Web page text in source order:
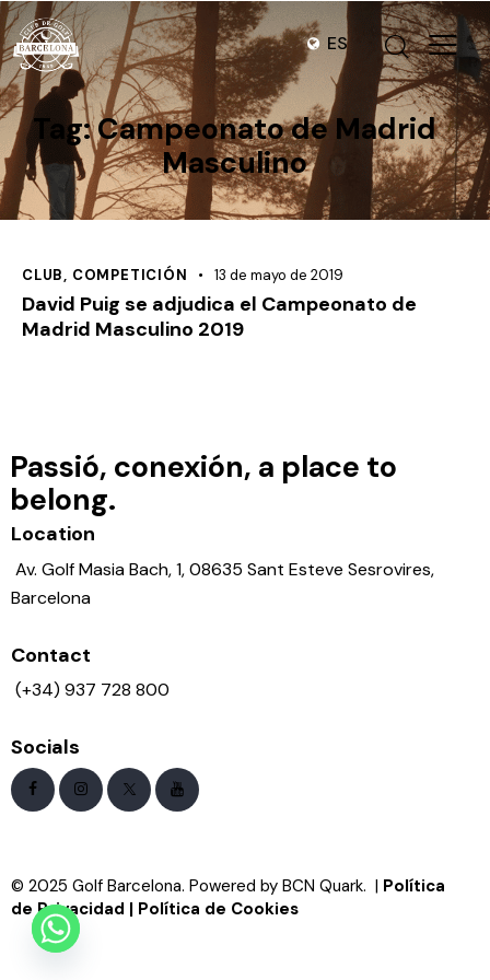
ES
Tag: Campeonato de Madrid
Masculino
CLUB, COMPETICIÓN 13 de mayo de 2019
David Puig se adjudica el Campeonato de
Madrid Masculino 2019
Passió, conexión, a place to
belong.
Location
Av. Golf Masia Bach, 1, 08635 Sant Esteve Sesrovires,
Barcelona
Contact
(+34) 937 728 800
Socials
© 2025 Golf Barcelona. Powered by BCN Quark. | Política
de Privacidad | Política de Cookies